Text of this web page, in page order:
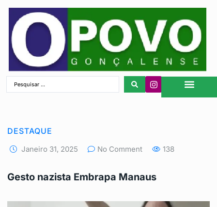
DESTAQUE
Janeiro 31, 2025 No Comment 138
Gesto nazista Embrapa Manaus